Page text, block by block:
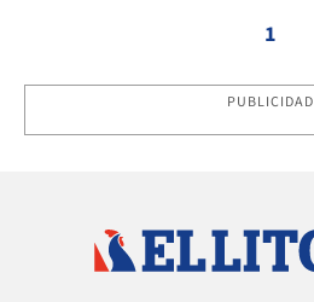
1
PUBLICIDAD